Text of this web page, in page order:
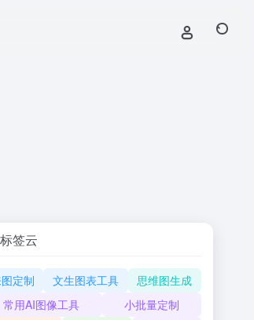
标签云
定制 文生图表工具
思维图生成
常用AI图像工具
小批量定制